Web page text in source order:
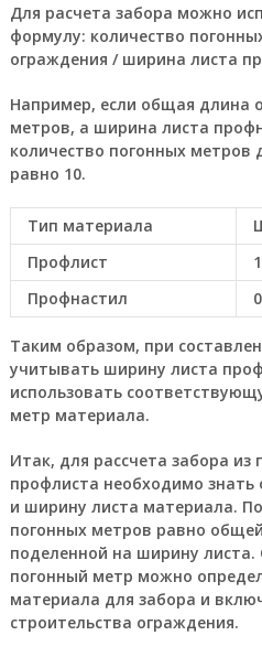
Для расчета забора можно
формулу: количество
ограждения / ширина листа
Например, если общая длина
метров, а ширина листа
количество погонных метров
равно 10.
Тип материала
Профлист
1
Профнастил
Таким образом, при
учитывать ширину листа
использовать
метр материала.
Итак, для рассчета забора из
профлиста необходимо
и ширину листа материала.
погонных метров равно
поделенной на ширину листа.
погонный метр можно
материала для забора и
строительства ограждения.